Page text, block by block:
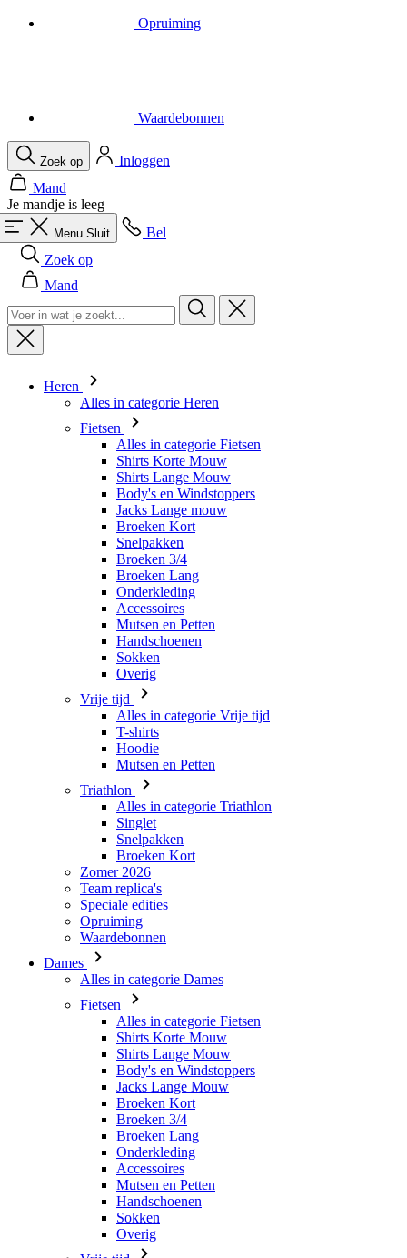
Opruiming
Waardebonnen
Zoek op
Inloggen
Mand
Je mandje is leeg
Menu Sluit
Bel
Zoek op
Mand
Heren
Alles in categorie Heren
Fietsen
Alles in categorie Fietsen
Shirts Korte Mouw
Shirts Lange Mouw
Body's en Windstoppers
Jacks Lange mouw
Broeken Kort
Snelpakken
Broeken 3/4
Broeken Lang
Onderkleding
Accessoires
Mutsen en Petten
Handschoenen
Sokken
Overig
Vrije tijd
Alles in categorie Vrije tijd
T-shirts
Hoodie
Mutsen en Petten
Triathlon
Alles in categorie Triathlon
Singlet
Snelpakken
Broeken Kort
Zomer 2026
Team replica's
Speciale edities
Opruiming
Waardebonnen
Dames
Alles in categorie Dames
Fietsen
Alles in categorie Fietsen
Shirts Korte Mouw
Shirts Lange Mouw
Body's en Windstoppers
Jacks Lange Mouw
Broeken Kort
Broeken 3/4
Broeken Lang
Onderkleding
Accessoires
Mutsen en Petten
Handschoenen
Sokken
Overig